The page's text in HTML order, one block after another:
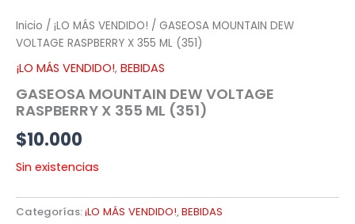
Inicio / ¡LO MÁS VENDIDO! / GASEOSA MOUNTAIN DEW
VOLTAGE RASPBERRY X 355 ML (351)
¡LO MÁS VENDIDO!, BEBIDAS
GASEOSA MOUNTAIN DEW VOLTAGE
RASPBERRY X 355 ML (351)
$10.000
Sin existencias
Categorías:¡LO MÁS VENDIDO!,BEBIDAS